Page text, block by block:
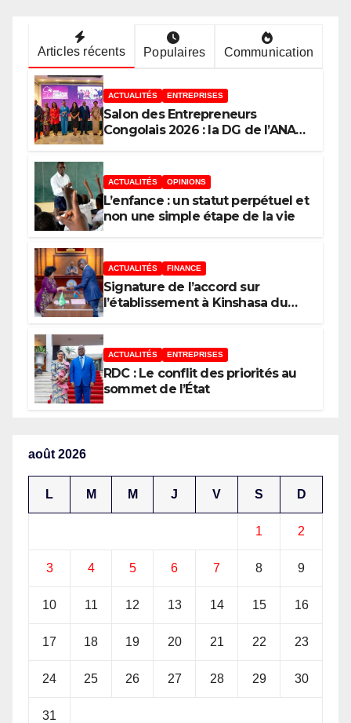
Articles récents Populaires Communication
ACTUALITÉS ENTREPRISES
Salon des Entrepreneurs
Congolais 2026 : la DG de l’ANAPI
l’ambition d’une RDC, destination
phare de l’investissement en
Afrique
ACTUALITÉS OPINIONS
L’enfance : un statut perpétuel et
non une simple étape de la vie
ACTUALITÉS FINANCE
Signature de l’accord sur
l’établissement à Kinshasa du
africaine–Nouveau Partenariat
pour le développement de
l’Afrique (AUDA-NEPAD)
ACTUALITÉS ENTREPRISES
RDC : Le conflit des priorités au
sommet de l’État
août 2026
L M M J V S D
1 2
3 4 5 6 7 8 9
10 11 12 13 14 15 16
17 18 19 20 21 22 23
24 25 26 27 28 29 30
31